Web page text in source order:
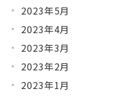
2023年5月
2023年4月
2023年3月
2023年2月
2023年1月